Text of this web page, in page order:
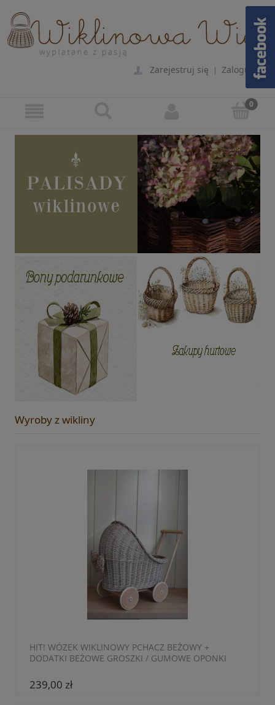
Zarejestruj się | Zaloguj się
Wyroby z wikliny
HIT! WÓZEK WIKLINOWY PCHACZ BEŻOWY +
DODATKI BEŻOWE GROSZKI / GUMOWE OPONKI
239,00 zł